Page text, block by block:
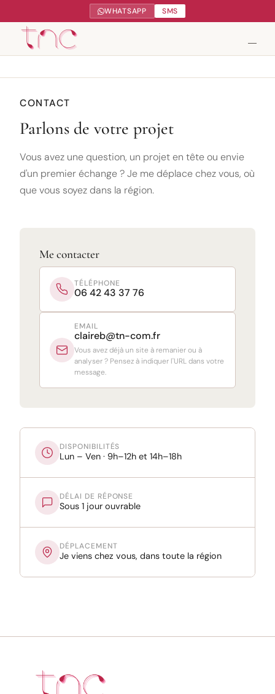
WHATSAPP SMS
Création de sites web à Serres-Castet
Gestion réseaux sociaux
CONTACT
Parlons de votre projet
Vous avez une question, un projet en tête ou envie
d'un premier échange ? Je me déplace chez vous, où
que vous soyez dans la région.
Me contacter
TÉLÉPHONE
06 42 43 37 76
EMAIL
claireb@tn-com.fr
Vous avez déjà un site à remanier ou à
analyser ? Pensez à indiquer l'URL dans votre
message.
DISPONIBILITÉS
Lun – Ven · 9h–12h et 14h–18h
DÉLAI DE RÉPONSE
Sous 1 jour ouvrable
DÉPLACEMENT
Je viens chez vous, dans toute la région